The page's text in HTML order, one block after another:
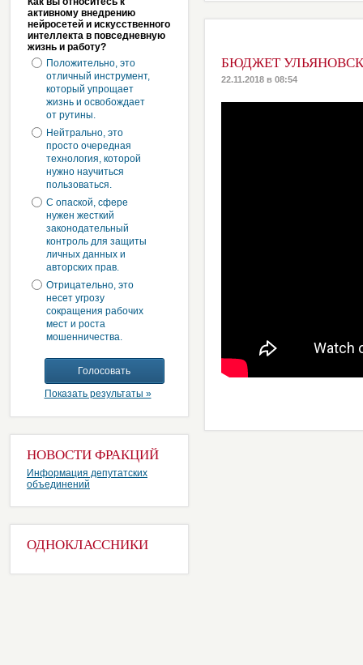
активному внедрению
нейросетей и искусственного
интеллекта в повседневную
жизнь и работу?
Положительно, это
отличный инструмент,
который упрощает
жизнь и освобождает
от рутины.
Нейтрально, это
просто очередная
технология, которой
нужно научиться
пользоваться.
С опаской, сфере
нужен жесткий
законодательный
контроль для защиты
личных данных и
авторских прав.
Отрицательно, это
несет угрозу
сокращения рабочих
мест и роста
мошенничества.
Показать результаты »
НОВОСТИ ФРАКЦИЙ
Информация депутатских
объединений
ОДНОКЛАССНИКИ
БЮДЖЕТ
22.11.2018 в 08:54